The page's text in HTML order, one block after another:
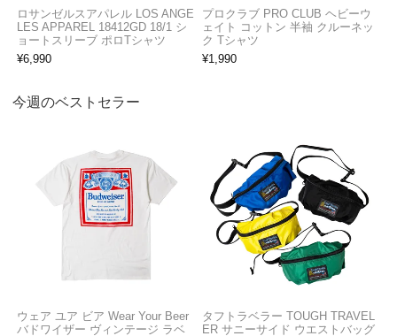
ロサンゼルスアパレル LOS ANGE
LES APPAREL 18412GD 18/1 シ
ョートスリーブ ポロTシャツ
¥6,990
プロクラブ PRO CLUB ヘビーウ
ェイト コットン 半袖 クルーネッ
ク Tシャツ
¥1,990
今週のベストセラー
ウェア ユア ビア Wear Your Beer
バドワイザー ヴィンテージ ラベ
タフトラベラー TOUGH TRAVEL
ER サニーサイド ウエストバッグ